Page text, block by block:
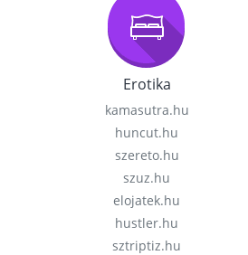
Erotika
kamasutra.hu
huncut.hu
szereto.hu
szuz.hu
elojatek.hu
hustler.hu
sztriptiz.hu